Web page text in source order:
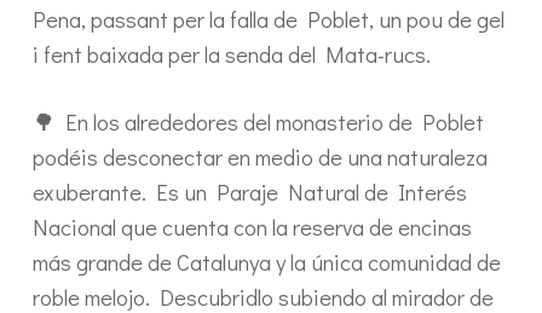
Pena, passant per la falla de Poblet, un pou de gel
i fent baixada per la senda del Mata-rucs.
🌳 En los alrededores del monasterio de Poblet
podéis desconectar en medio de una naturaleza
exuberante. Es un Paraje Natural de Interés
Nacional que cuenta con la reserva de encinas
más grande de Catalunya y la única comunidad de
roble melojo. Descubridlo subiendo al mirador de